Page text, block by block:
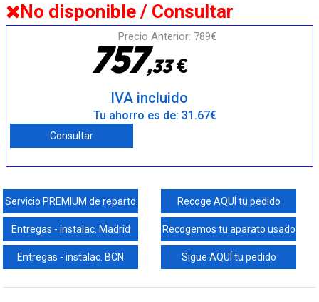
No disponible / Consultar
Precio Anterior: 789€
757,33€
IVA incluido
Tu ahorro es de: 31.67€
Consultar
Servicio PREMIUM de reparto Recoge AQUÍ tu pedido
Entregas - instalac. Madrid Recogemos tu aparato usado
Entregas - instalac. BCN Sigue AQUÍ tu pedido